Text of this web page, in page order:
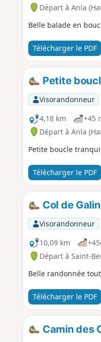
Départ à Anla
Belle balade en
Télécharger le PDF
Petite
Visorandonneur
4,18 km
+45
Départ à Anla
Petite boucle
Télécharger le PDF
Col de
Visorandonneur
10,09 km
Départ à Saint-
Belle randonnée
Télécharger le PDF
Camin des